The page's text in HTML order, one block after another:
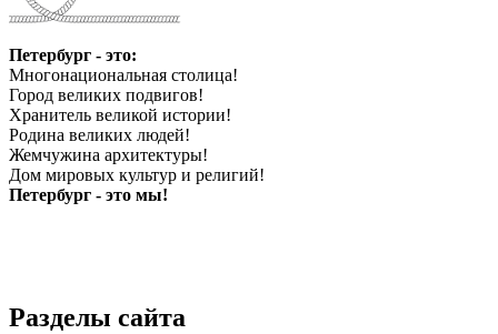
Петербург - это:
Многонациональная столица!
Город великих подвигов!
Хранитель великой истории!
Родина великих людей!
Жемчужина архитектуры!
Дом мировых культур и религий!
Петербург - это мы!
Разделы сайта